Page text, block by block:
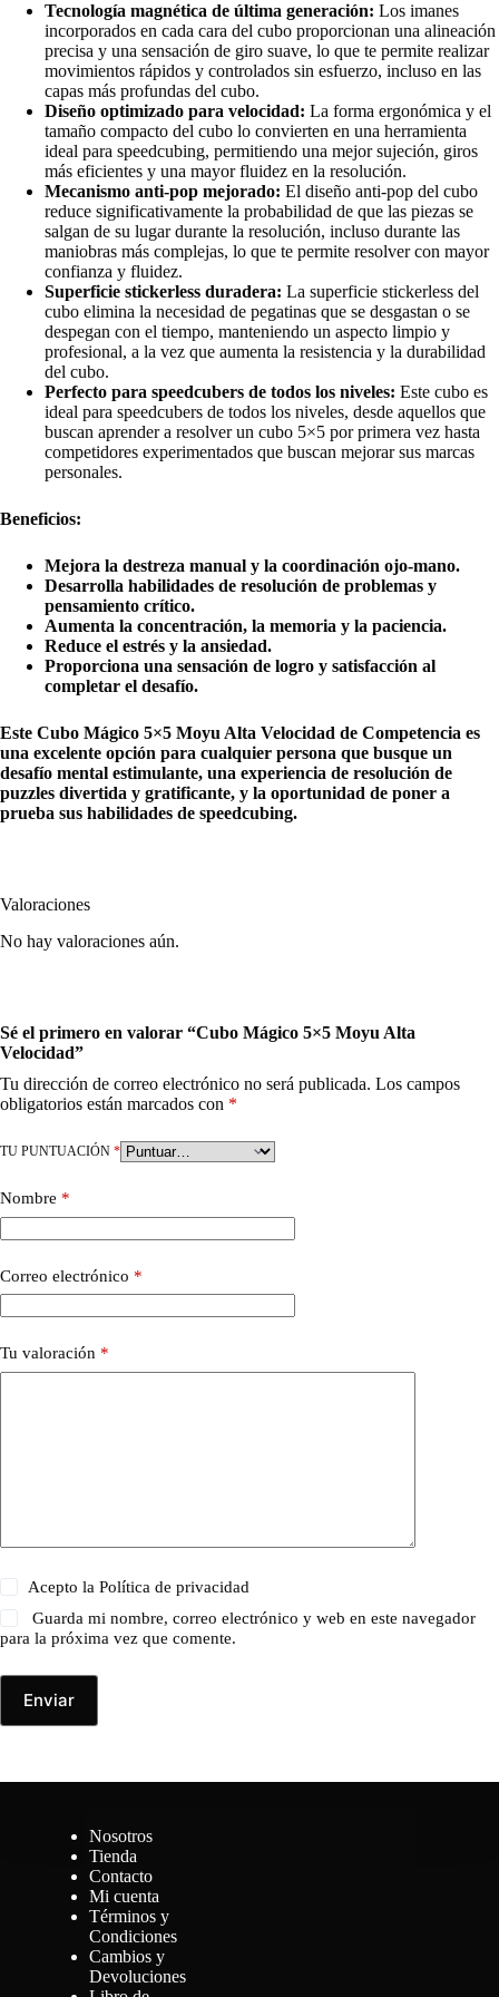
Tecnología magnética de última generación: Los imanes
incorporados en cada cara del cubo proporcionan una alineación
precisa y una sensación de giro suave, lo que te permite realizar
movimientos rápidos y controlados sin esfuerzo, incluso en las
capas más profundas del cubo.
Diseño optimizado para velocidad: La forma ergonómica y el
tamaño compacto del cubo lo convierten en una herramienta
ideal para speedcubing, permitiendo una mejor sujeción, giros
más eficientes y una mayor fluidez en la resolución.
Mecanismo anti-pop mejorado: El diseño anti-pop del cubo
reduce significativamente la probabilidad de que las piezas se
salgan de su lugar durante la resolución, incluso durante las
maniobras más complejas, lo que te permite resolver con mayor
confianza y fluidez.
Superficie stickerless duradera: La superficie stickerless del
cubo elimina la necesidad de pegatinas que se desgastan o se
despegan con el tiempo, manteniendo un aspecto limpio y
profesional, a la vez que aumenta la resistencia y la durabilidad
del cubo.
Perfecto para speedcubers de todos los niveles: Este cubo es
ideal para speedcubers de todos los niveles, desde aquellos que
buscan aprender a resolver un cubo 5×5 por primera vez hasta
competidores experimentados que buscan mejorar sus marcas
personales.
Beneficios:
Mejora la destreza manual y la coordinación ojo-mano.
Desarrolla habilidades de resolución de problemas y
pensamiento crítico.
Aumenta la concentración, la memoria y la paciencia.
Reduce el estrés y la ansiedad.
Proporciona una sensación de logro y satisfacción al
completar el desafío.
Este Cubo Mágico 5×5 Moyu Alta Velocidad de Competencia es
una excelente opción para cualquier persona que busque un
desafío mental estimulante, una experiencia de resolución de
puzzles divertida y gratificante, y la oportunidad de poner a
prueba sus habilidades de speedcubing.
Valoraciones
No hay valoraciones aún.
Sé el primero en valorar “Cubo Mágico 5×5 Moyu Alta
Velocidad”
Tu dirección de correo electrónico no será publicada. Los campos
obligatorios están marcados con *
TU PUNTUACIÓN *
Nombre *
Correo electrónico *
Tu valoración *
Acepto laPolítica de privacidad
Guarda mi nombre, correo electrónico y web en este navegador
para la próxima vez que comente.
Enviar
Nosotros
Tienda
Contacto
Mi cuenta
Términos y
Condiciones
Cambios y
Devoluciones